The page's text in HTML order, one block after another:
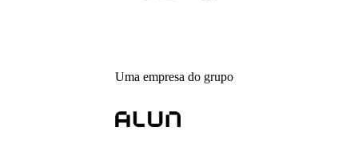
Uma empresa do grupo